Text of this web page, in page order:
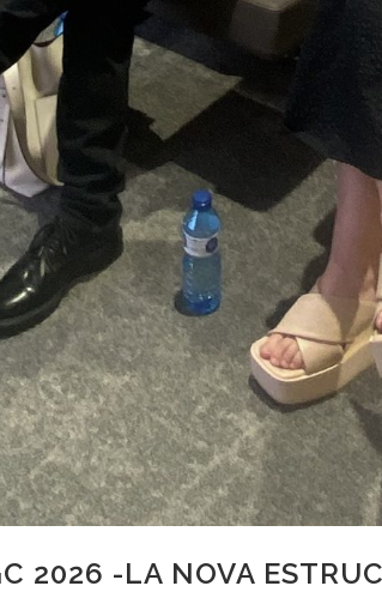
2026 -LA NOVA